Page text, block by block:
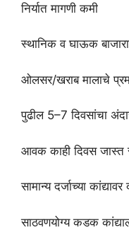
निर्यात मागणी कमी
स्थानिक व घाऊक
ओलसर/खराब मालाचे
पुढील 5–7 दिवसांचा
आवक काही दिवस जास्त
सामान्य दर्जाच्या
साठवणयोग्य कडक